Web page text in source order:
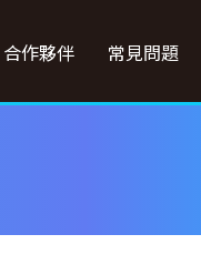
合作夥伴 常見問題